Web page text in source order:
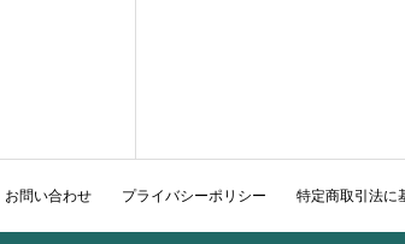
お問い合わせ プライバシーポリシー 特定商取引法に